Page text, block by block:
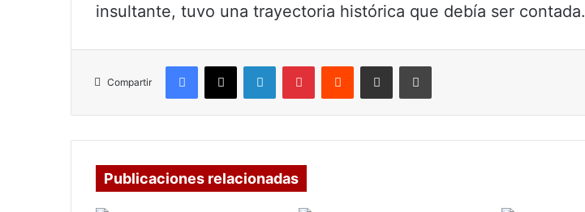
insultante, tuvo una trayectoria histórica que debía ser contada.
Compartir
Facebook
X LinkedInPinterestReddit Compartir por correo electrónicoImprimir
Publicaciones relacionadas